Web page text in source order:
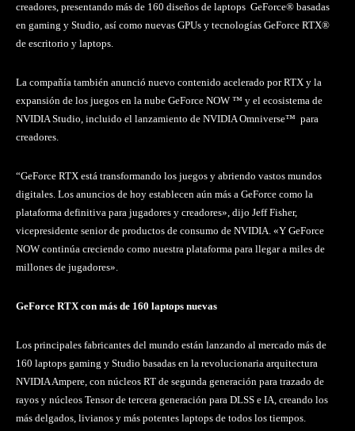
creadores, presentando más de 160 diseños de laptops GeForce® basadas
en gaming y Studio, así como nuevas GPUs y tecnologías GeForce RTX®
de escritorio y laptops.
La compañía también anunció nuevo contenido acelerado por RTX y la
expansión de los juegos en la nube GeForce NOW ™ y el ecosistema de
NVIDIA Studio, incluido el lanzamiento de NVIDIA Omniverse™ para
creadores.
“GeForce RTX está transformando los juegos y abriendo vastos mundos
digitales. Los anuncios de hoy establecen aún más a GeForce como la
plataforma definitiva para jugadores y creadores», dijo Jeff Fisher,
vicepresidente senior de productos de consumo de NVIDIA. «Y GeForce
NOW continúa creciendo como nuestra plataforma para llegar a miles de
millones de jugadores».
GeForce RTX con más de 160 laptops nuevas
Los principales fabricantes del mundo están lanzando al mercado más de
160 laptops gaming y Studio basadas en la revolucionaria arquitectura
NVIDIA Ampere, con núcleos RT de segunda generación para trazado de
rayos y núcleos Tensor de tercera generación para DLSS e IA, creando los
más delgados, livianos y más potentes laptops de todos los tiempos.